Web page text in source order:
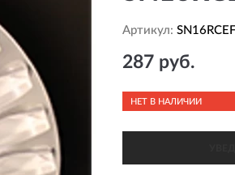
Артикул:
287 руб.
НЕТ В НАЛИЧИИ